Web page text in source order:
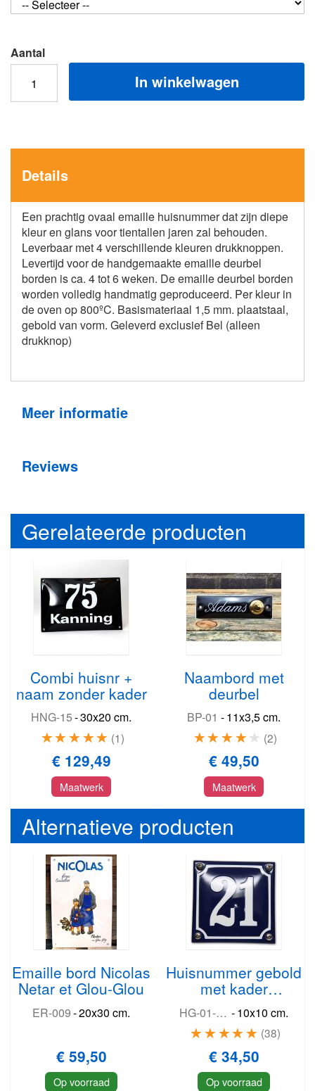
Aantal
In winkelwagen
Details
Een prachtig ovaal emaille huisnummer dat zijn diepe
kleur en glans voor tientallen jaren zal behouden.
Leverbaar met 4 verschillende kleuren drukknoppen.
Levertijd voor de handgemaakte emaille deurbel
borden is ca. 4 tot 6 weken. De emaille deurbel borden
worden volledig handmatig geproduceerd. Per kleur in
de oven op 800ºC. Basismateriaal 1,5 mm. plaatstaal,
gebold van vorm. Geleverd exclusief Bel (alleen
drukknop)
Meer informatie
Reviews
Gerelateerde producten
Combi huisnr +
naam zonder kader
HNG-15-30x20 cm.
1
€ 129,49
Maatwerk
Naambord met
deurbel
BP-01 -11x3,5 cm.
2
€ 49,50
Maatwerk
Alternatieve producten
Emaille bord Nicolas
Netar et Glou-Glou
ER-009-20x30 cm.
€ 59,50
Op voorraad
Huisnummer gebold
met kader
(blauw/wit)
HG-01-BW -10x10 cm.
38
€ 34,50
Op voorraad